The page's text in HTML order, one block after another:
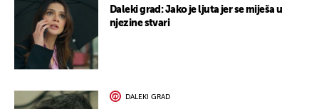
Daleki grad: Jako je ljuta jer se miješa u
njezine stvari
DALEKI GRAD